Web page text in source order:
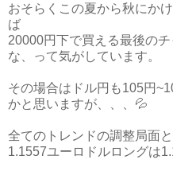
おそらくこの夏から秋にか
ば
20000円下で買える最後の
な、って気がしています。
その場合はドル円も105円
かと思いますが、、、💦
全てのトレンドの調整局面
1.1557ユーロドルロングは